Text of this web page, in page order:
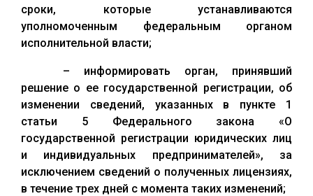
сроки, которые устанавливаются
уполномоченным федеральным органом
исполнительной власти;
– информировать орган, принявший
решение о ее государственной регистрации, об
изменении сведений, указанных в пункте 1
статьи 5 Федерального закона «О
государственной регистрации юридических лиц
и индивидуальных предпринимателей», за
исключением сведений о полученных лицензиях,
в течение трех дней с момента таких изменений;